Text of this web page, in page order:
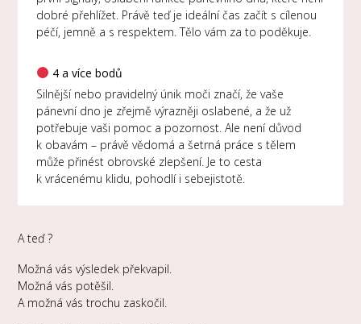
dobré přehlížet. Právě teď je ideální čas začít s cílenou
péčí, jemně a s respektem. Tělo vám za to poděkuje.
4 a více bodů
Silnější nebo pravidelný únik moči značí, že vaše
pánevní dno je zřejmě výrazněji oslabené, a že už
potřebuje vaši pomoc a pozornost. Ale není důvod
k obavám – právě vědomá a šetrná práce s tělem
může přinést obrovské zlepšení. Je to cesta
k vrácenému klidu, pohodlí i sebejistotě.
A teď ?
Možná vás výsledek překvapil.
Možná vás potěšil.
A možná vás trochu zaskočil.